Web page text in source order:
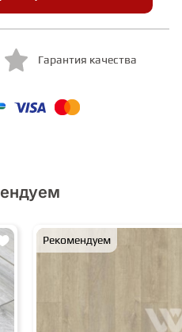
КАМЕННЫЙ
Гарантия качества
Рекомендуем